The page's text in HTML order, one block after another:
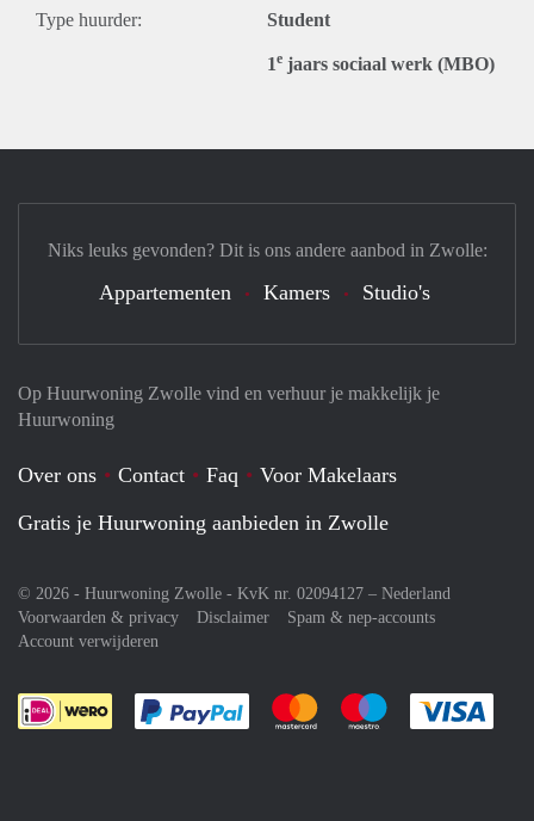
Type huurder: Student
1e jaars sociaal werk (MBO)
Op Huurwoning Zwolle vind en verhuur je makkelijk je
Huurwoning
Over ons Contact Faq
Voor Makelaars
Gratis je Huurwoning aanbieden in Zwolle
© 2026 - Huurwoning Zwolle - KvK nr. 02094127 – Nederland
Voorwaarden & privacy
Disclaimer
Spam & nep-accounts
Account verwijderen
Je rekent gemakkelijk af met Paypal
Je rekent gemakkelijk af met
Je rekent
Niks leuks gevonden? Dit is ons andere aanbod in Zwolle:
Appartementen Kamers Studio's